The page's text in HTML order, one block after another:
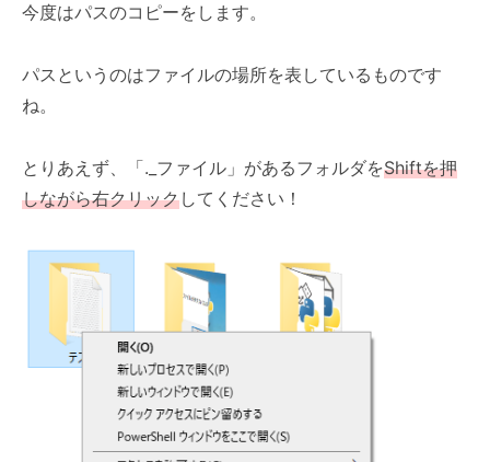
今度はパスのコピーをします。
パスというのはファイルの場所を表しているものです
ね。
とりあえず、「._ファイル」があるフォルダをShiftを押
しながら右クリックしてください！